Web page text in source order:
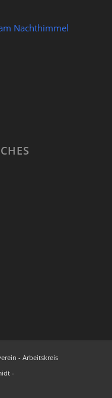
Nachthimmel
- Arbeitskreis
-